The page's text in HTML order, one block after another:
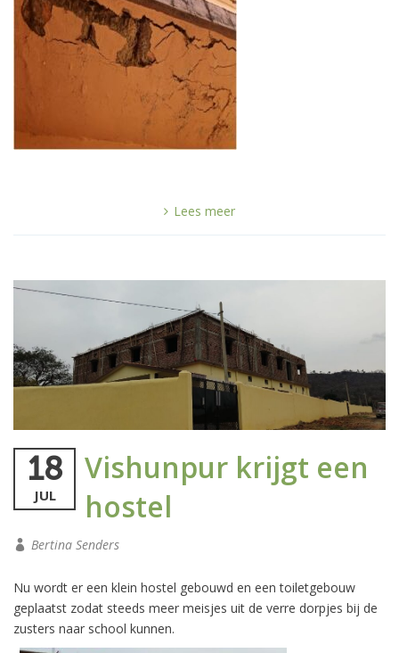
Lees meer
18
JUL
Vishunpur krijgt een
hostel
Bertina Senders
Nu wordt er een klein hostel gebouwd en een toiletgebouw
geplaatst zodat steeds meer meisjes uit de verre dorpjes bij de
zusters naar school kunnen.